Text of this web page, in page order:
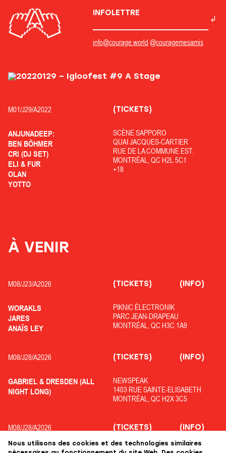
INFOLETTRE
info@courage.world @couragemesamis
M01/J29/A2022
ANJUNADEEP:
BEN BÖHMER
CRI (DJ SET)
ELI & FUR
OLAN
YOTTO
SCÈNE SAPPORO
QUAI JACQUES-CARTIER
RUE DE LA COMMUNE EST.
MONTRÉAL, QC H2L 5C1
+18
(TICKETS)
À VENIR
M08/J23/A2026
WORAKLS
JARES
ANAÏS LEY
PIKNIC ÉLECTRONIK
PARC JEAN-DRAPEAU
MONTRÉAL, QC H3C 1A9
(TICKETS) (INFO)
M08/J28/A2026
GABRIEL & DRESDEN (ALL
NIGHT LONG)
NEWSPEAK
1403 RUE SAINTE-ELISABETH
MONTRÉAL, QC H2X 3C5
(TICKETS) (INFO)
M08/J28/A2026
OFF PIKNIC
(TICKETS) (INFO)
Nous utilisons des cookies et des technologies similaires